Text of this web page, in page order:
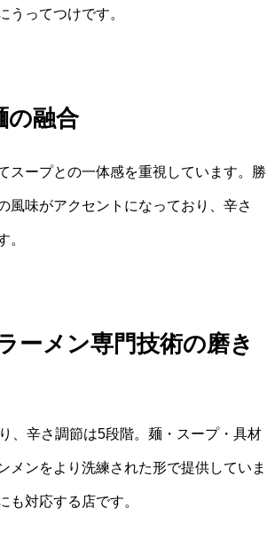
うってつけです。
の融合
スープとの一体感を重視しています。勝
風味がアクセントになっており、辛さ
。
ーメン専門技術の磨き
、辛さ調節は5段階。麺・スープ・具材
メンをより洗練された形で提供していま
対応する店です。